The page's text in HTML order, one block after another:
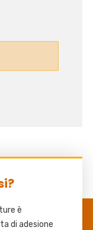
è
di adesione